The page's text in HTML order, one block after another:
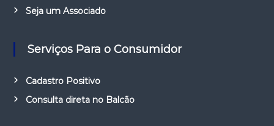
Seja um Associado
Serviços Para o Consumidor
Cadastro Positivo
Consulta direta no Balcão